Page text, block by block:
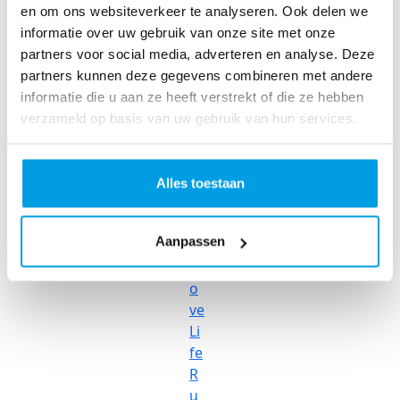
en om ons websiteverkeer te analyseren. Ook delen we
informatie over uw gebruik van onze site met onze
partners voor social media, adverteren en analyse. Deze
partners kunnen deze gegevens combineren met andere
informatie die u aan ze heeft verstrekt of die ze hebben
verzameld op basis van uw gebruik van hun services.
Alles toestaan
Aanpassen
r
R
ol
le
rc
o
te
r
R
u
n
L
o
ve
Li
fe
R
u